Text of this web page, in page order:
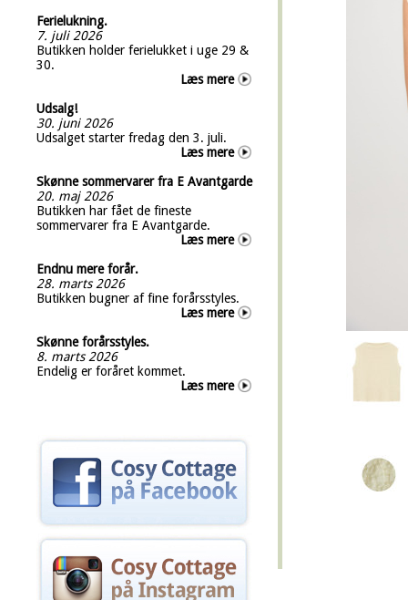
Ferielukning.
7. juli 2026
Butikken holder ferielukket i uge 29 &
30.
Læs mere
Udsalg!
30. juni 2026
Udsalget starter fredag den 3. juli.
Læs mere
Skønne sommervarer fra E Avantgarde
20. maj 2026
Butikken har fået de fineste
sommervarer fra E Avantgarde.
Læs mere
Endnu mere forår.
28. marts 2026
Butikken bugner af fine forårsstyles.
Læs mere
Skønne forårsstyles.
8. marts 2026
Endelig er foråret kommet.
Læs mere